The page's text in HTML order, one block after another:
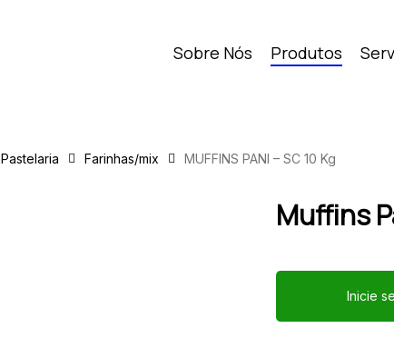
Sobre Nós Produtos
Pastelaria Farinhas/mix MUFFINS PANI – SC 10 Kg
Muffins
Inicie